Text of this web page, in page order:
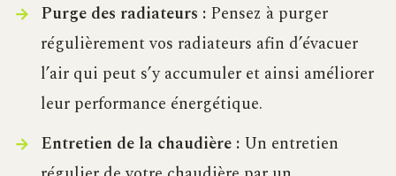
Purge des radiateurs :Pensez à purger
régulièrement vos radiateurs afin d’évacuer
l’air qui peut s’y accumuler et ainsi améliorer
leur performance énergétique.
Entretien de la chaudière :Un entretien